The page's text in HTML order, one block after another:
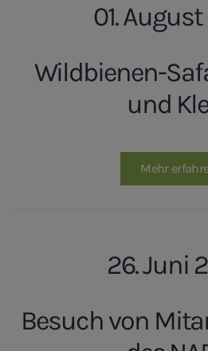
01.
Wildbienen-
und
Mehr
26. Juni
Besuch von